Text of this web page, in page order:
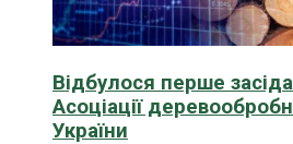
Відбулося перше
Асоціації
України